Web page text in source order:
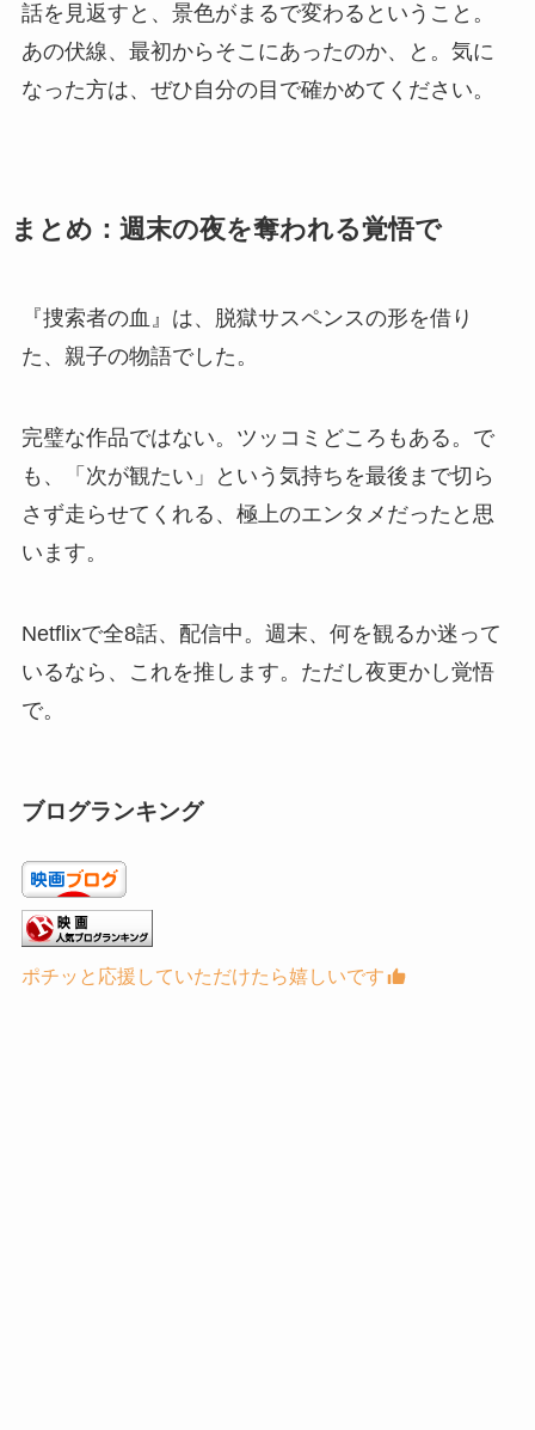
話を見返すと、景色がまるで変わるということ。
あの伏線、最初からそこにあったのか、と。気に
なった方は、ぜひ自分の目で確かめてください。
まとめ：週末の夜を奪われる覚悟で
『捜索者の血』は、脱獄サスペンスの形を借り
た、親子の物語でした。
完璧な作品ではない。ツッコミどころもある。で
も、「次が観たい」という気持ちを最後まで切ら
さず走らせてくれる、極上のエンタメだったと思
います。
Netflixで全8話、配信中。週末、何を観るか迷って
いるなら、これを推します。ただし夜更かし覚悟
で。
ブログランキング
ポチッと応援していただけたら嬉しいです